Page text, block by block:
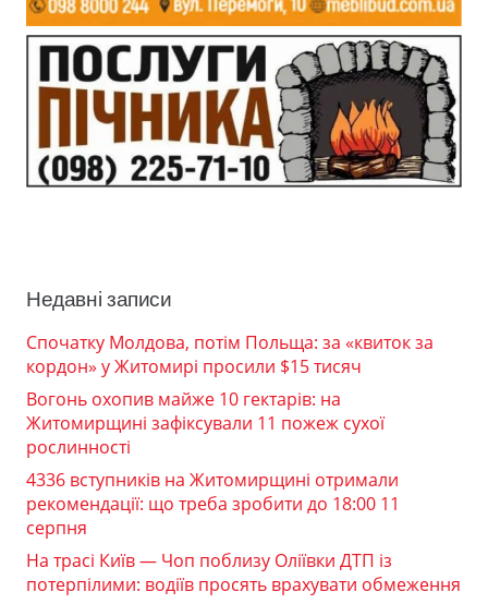
Недавні записи
Спочатку Молдова, потім Польща: за «квиток за
кордон» у Житомирі просили $15 тисяч
Вогонь охопив майже 10 гектарів: на
Житомирщині зафіксували 11 пожеж сухої
рослинності
4336 вступників на Житомирщині отримали
рекомендації: що треба зробити до 18:00 11
серпня
На трасі Київ — Чоп поблизу Оліївки ДТП із
потерпілими: водіїв просять врахувати обмеження